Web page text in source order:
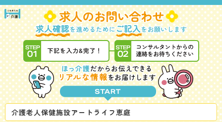
介護老人保健施設アートライフ恵庭